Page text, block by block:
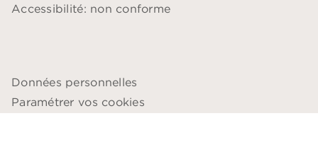
Accessibilité: non conforme
Données personnelles
Paramétrer vos cookies